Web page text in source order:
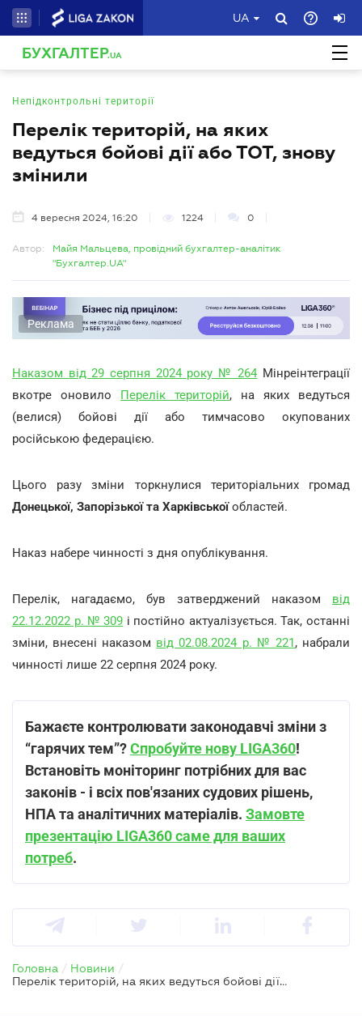
UA
БУХГАЛТЕР.UA
Непідконтрольні території
Перелік територій, на яких
ведуться бойові дії або ТОТ, знову
змінили
4 вересня 2024, 16:20 1224 0
Автор:
Майя Мальцева, провідний бухгалтер-аналітик
"Бухгалтер.UA"
Реклама
Наказом від 29 серпня 2024 року № 264 Мінреінтеграції
вкотре оновило Перелік територій, на яких ведуться
(велися) бойові дії або тимчасово окупованих
російською федерацією.
Цього разу зміни торкнулися територіальних громад
Донецької, Запорізької та Харківськоїобластей.
Наказ набере чинності з дня опублікування.
Перелік, нагадаємо, був затверджений наказом від
22.12.2022 р. № 309 і постійно актуалізується. Так, останні
зміни, внесені наказом від 02.08.2024 р. № 221, набрали
чинності лише 22 серпня 2024 року.
Бажаєте контролювати законодавчі зміни з
“гарячих тем”?Спробуйте нову LIGA360!
Встановіть моніторинг потрібних для вас
законів - і всіх пов'язаних судових рішень,
НПА та аналітичних матеріалів. Замовте
презентацію LIGA360 саме для ваших
потреб.
Головна / Новини /
Перелік територій, на яких ведуться бойові дії або ТОТ, знову змінили